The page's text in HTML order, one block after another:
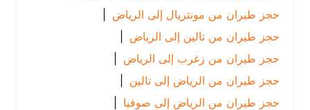
حجز طيران من مونتريال إلى الرياض
|
حجز طيران من تالين إلى الرياض
|
حجز طيران من زغرب إلى الرياض
|
حجز طيران من الرياض إلى تالين
|
حجز طيران من الرياض إلى صوفيا
|